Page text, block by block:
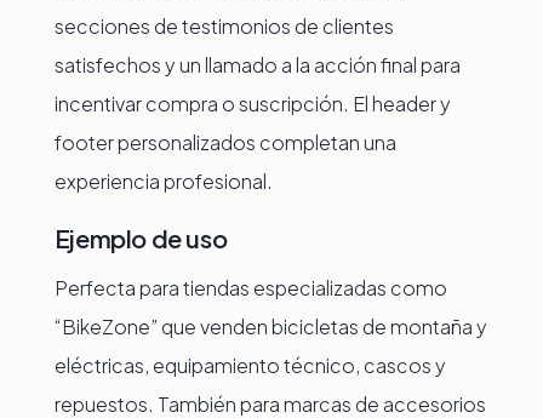
secciones de testimonios de clientes
satisfechos y un llamado a la acción final para
incentivar compra o suscripción. El header y
footer personalizados completan una
experiencia profesional.
Ejemplo de uso
Perfecta para tiendas especializadas como
“BikeZone” que venden bicicletas de montaña y
eléctricas, equipamiento técnico, cascos y
repuestos. También para marcas de accesorios